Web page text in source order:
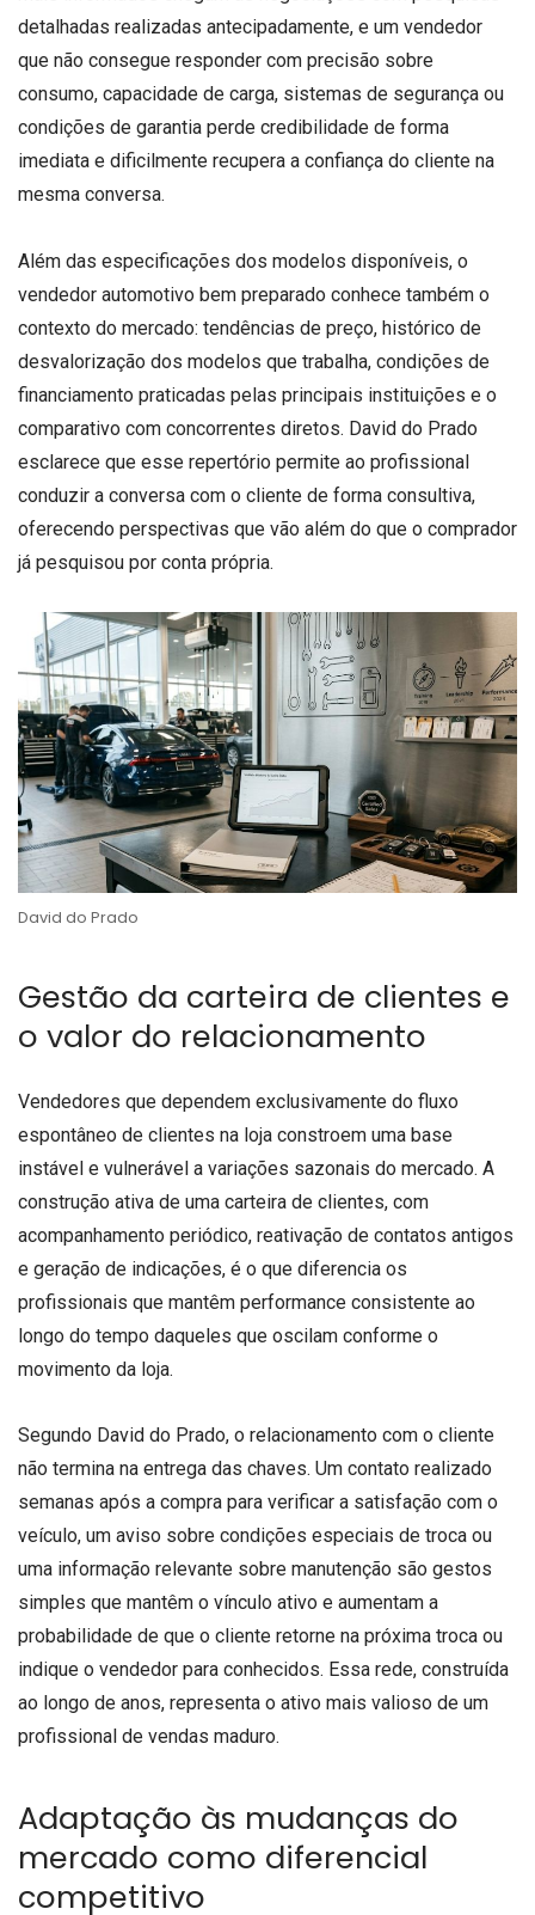
detalhadas realizadas antecipadamente, e um vendedor
que não consegue responder com precisão sobre
consumo, capacidade de carga, sistemas de segurança ou
condições de garantia perde credibilidade de forma
imediata e dificilmente recupera a confiança do cliente na
mesma conversa.
Além das especificações dos modelos disponíveis, o
vendedor automotivo bem preparado conhece também o
contexto do mercado: tendências de preço, histórico de
desvalorização dos modelos que trabalha, condições de
financiamento praticadas pelas principais instituições e o
comparativo com concorrentes diretos. David do Prado
esclarece que esse repertório permite ao profissional
conduzir a conversa com o cliente de forma consultiva,
oferecendo perspectivas que vão além do que o comprador
já pesquisou por conta própria.
David do Prado
Gestão da carteira de clientes e
o valor do relacionamento
Vendedores que dependem exclusivamente do fluxo
espontâneo de clientes na loja constroem uma base
instável e vulnerável a variações sazonais do mercado. A
construção ativa de uma carteira de clientes, com
acompanhamento periódico, reativação de contatos antigos
e geração de indicações, é o que diferencia os
profissionais que mantêm performance consistente ao
longo do tempo daqueles que oscilam conforme o
movimento da loja.
Segundo David do Prado, o relacionamento com o cliente
não termina na entrega das chaves. Um contato realizado
semanas após a compra para verificar a satisfação com o
veículo, um aviso sobre condições especiais de troca ou
uma informação relevante sobre manutenção são gestos
simples que mantêm o vínculo ativo e aumentam a
probabilidade de que o cliente retorne na próxima troca ou
indique o vendedor para conhecidos. Essa rede, construída
ao longo de anos, representa o ativo mais valioso de um
profissional de vendas maduro.
Adaptação às mudanças do
mercado como diferencial
competitivo